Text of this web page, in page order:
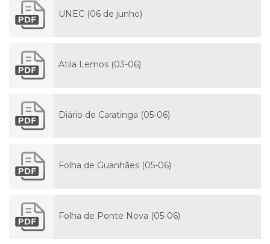
UNEC (06 de junho)
Atila Lemos (03-06)
Diário de Caratinga (05-06)
Folha de Guanhães (05-06)
Folha de Ponte Nova (05-06)